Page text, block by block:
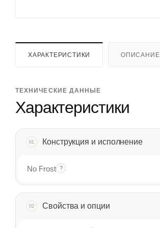
ХАРАКТЕРИСТИКИ ОПИСАНИЕ
ТЕХНИЧЕСКИЕ ДАННЫЕ
Характеристики
01 Конструкция и исполнение
No Frost ?
02 Свойства и опции